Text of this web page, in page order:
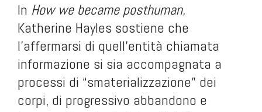
In How we became posthuman,
Katherine Hayles sostiene che
l’affermarsi di quell’entità chiamata
informazione si sia accompagnata a
processi di “smaterializzazione” dei
corpi, di progressivo abbandono e